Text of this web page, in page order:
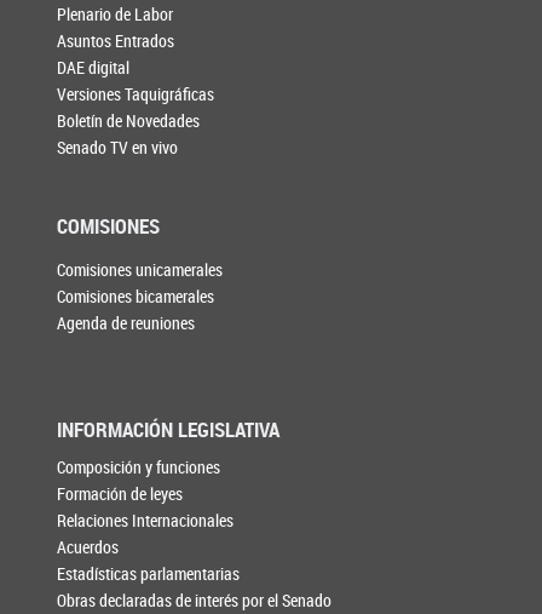
Plenario de Labor
Asuntos Entrados
DAE digital
Versiones Taquigráficas
Boletín de Novedades
Senado TV en vivo
COMISIONES
Comisiones unicamerales
Comisiones bicamerales
Agenda de reuniones
INFORMACIÓN LEGISLATIVA
Composición y funciones
Formación de leyes
Relaciones Internacionales
Acuerdos
Estadísticas parlamentarias
Obras declaradas de interés por el Senado